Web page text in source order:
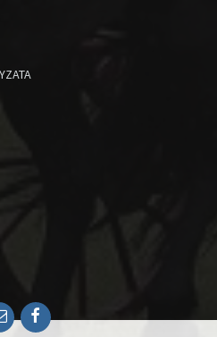
EmailFacebook